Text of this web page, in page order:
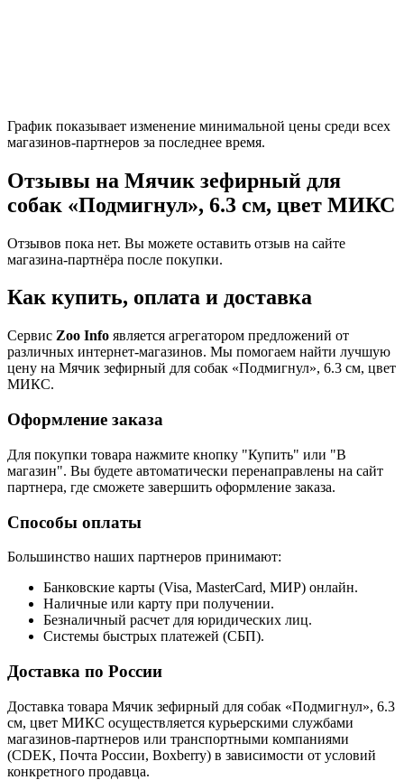
График показывает изменение минимальной цены среди всех
магазинов-партнеров за последнее время.
Отзывы на Мячик зефирный для
собак «Подмигнул», 6.3 см, цвет МИКС
Отзывов пока нет. Вы можете оставить отзыв на сайте
магазина-партнёра после покупки.
Как купить, оплата и доставка
Сервис Zoo Info является агрегатором предложений от
различных интернет-магазинов. Мы помогаем найти лучшую
цену на Мячик зефирный для собак «Подмигнул», 6.3 см, цвет
МИКС.
Оформление заказа
Для покупки товара нажмите кнопку "Купить" или "В
магазин". Вы будете автоматически перенаправлены на сайт
партнера, где сможете завершить оформление заказа.
Способы оплаты
Большинство наших партнеров принимают:
Банковские карты (Visa, MasterCard, МИР) онлайн.
Наличные или карту при получении.
Безналичный расчет для юридических лиц.
Системы быстрых платежей (СБП).
Доставка по России
Доставка товара Мячик зефирный для собак «Подмигнул», 6.3
см, цвет МИКС осуществляется курьерскими службами
магазинов-партнеров или транспортными компаниями
(CDEK, Почта России, Boxberry) в зависимости от условий
конкретного продавца.